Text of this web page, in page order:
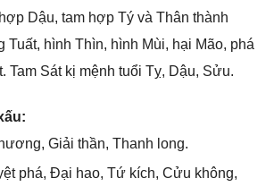
Dậu, tam hợp Tý và Thân thành
Tuất, hình Thìn, hình Mùi, hại Mão, phá
Tam Sát kị mệnh tuổi Tỵ, Dậu, Sửu.
Giải thần, Thanh long.
phá, Đại hao, Tứ kích, Cửu không,